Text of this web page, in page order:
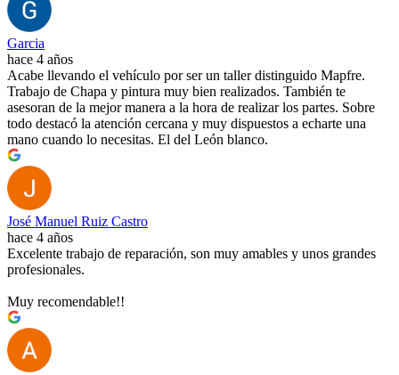
Garcia
hace 4 años
Acabe llevando el vehículo por ser un taller distinguido Mapfre.
Trabajo de Chapa y pintura muy bien realizados. También te
asesoran de la mejor manera a la hora de realizar los partes. Sobre
todo destacó la atención cercana y muy dispuestos a echarte una
mano cuando lo necesitas. El del León blanco.
José Manuel Ruiz Castro
hace 4 años
Excelente trabajo de reparación, son muy amables y unos grandes
profesionales.
Muy recomendable!!